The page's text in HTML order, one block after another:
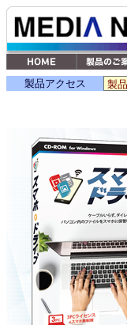
製品アクセス